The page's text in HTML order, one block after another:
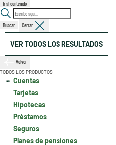
Ir al contenido
Buscar Cerrar
VER TODOS LOS RESULTADOS
Volver
TODOS LOS PRODUCTOS
Cuentas
Tarjetas
Hipotecas
Préstamos
Seguros
Planes de pensiones